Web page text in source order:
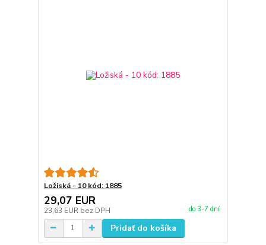
Ložiská - 10 kód: 1885
29,07 EUR
23,63 EUR bez DPH do 3-7 dní
Pridať do košíka